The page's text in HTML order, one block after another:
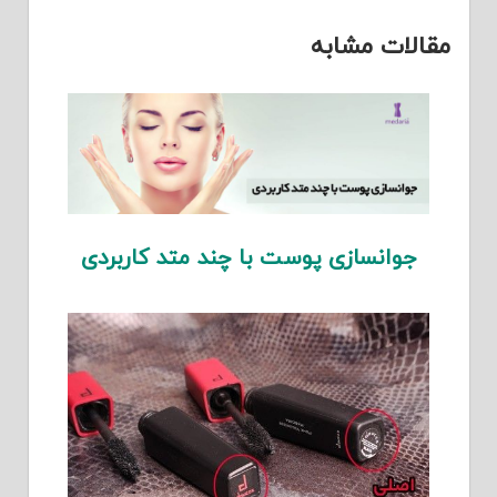
مقالات مشابه
جوانسازی پوست با چند متد کاربردی